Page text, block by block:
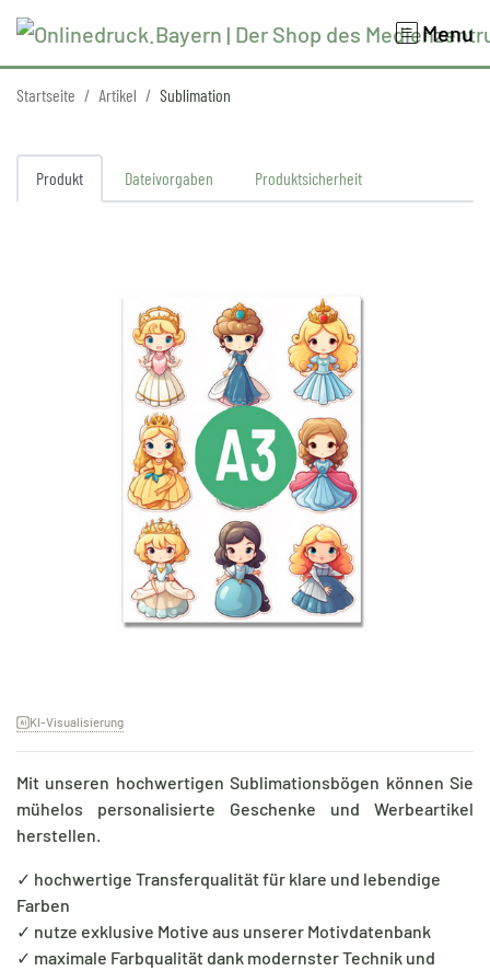
Menu
Startseite Artikel Sublimation
Produkt Dateivorgaben Produktsicherheit
KI-Visualisierung
Mit unseren hochwertigen Sublimationsbögen können Sie
mühelos personalisierte Geschenke und Werbeartikel
herstellen.
✓ hochwertige Transferqualität für klare und lebendige
Farben
✓ nutze exklusive Motive aus unserer Motivdatenbank
✓ maximale Farbqualität dank modernster Technik und